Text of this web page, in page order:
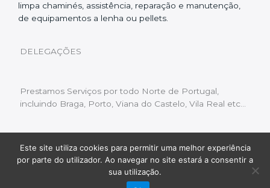
limpa chaminés, assistência, reparação e manutenção,
de equipamentos a lenha ou pellets.
DELEGAÇÕES
Prestamos Serviços por todo Norte de Portugal,
incluindo Braga, Porto, Viana do Castelo, Vila Real etc…
Livro de Reclamações | Política de Privacidade
Copyright © 2022 Limpeza Chaminés | Desenvolvido
Fluxo Digital – a inovar a web
Este site utiliza cookies para permitir uma melhor experiência
por parte do utilizador. Ao navegar no site estará a consentir a
sua utilização.